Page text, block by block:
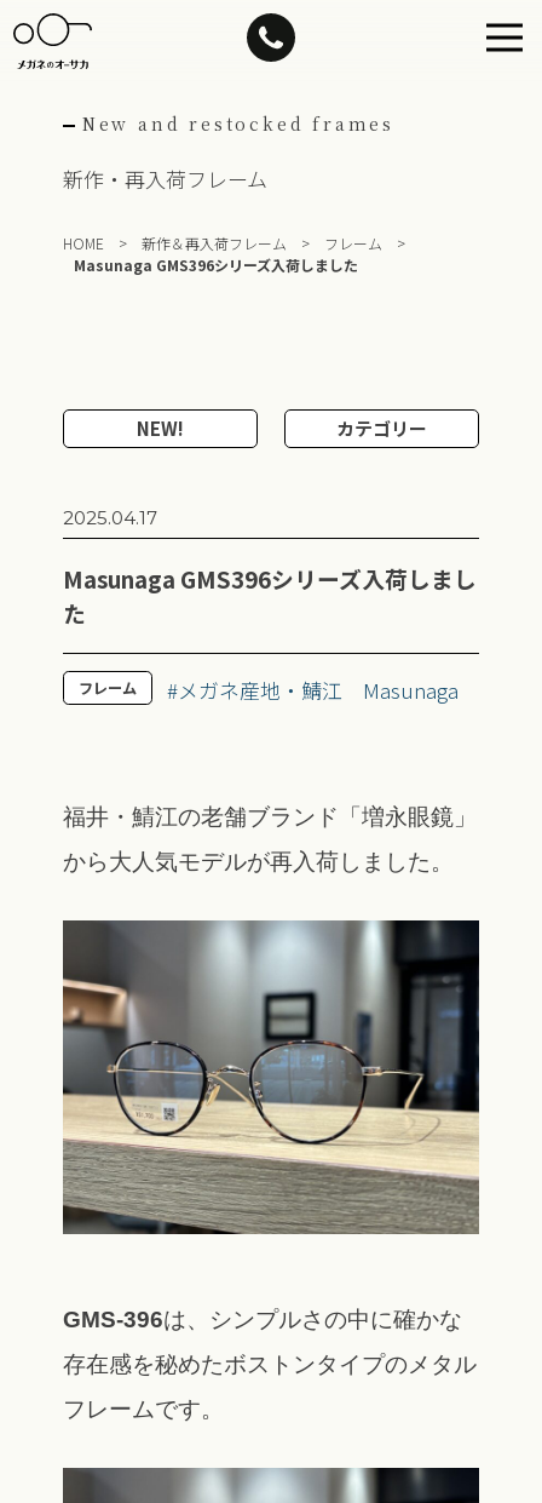
to
content
New and restocked frames
新作・再入荷フレーム
HOME > 新作＆再入荷フレーム > フレーム
>
Masunaga GMS396シリーズ入荷しました
NEW! カテゴリー
2025.04.17
Masunaga GMS396シリーズ入荷しまし
た
フレーム #メガネ産地・鯖江 Masunaga
福井・鯖江の老舗ブランド「増永眼鏡」
から大人気モデルが再入荷しました。
GMS-396は、シンプルさの中に確かな
存在感を秘めたボストンタイプのメタル
フレームです。